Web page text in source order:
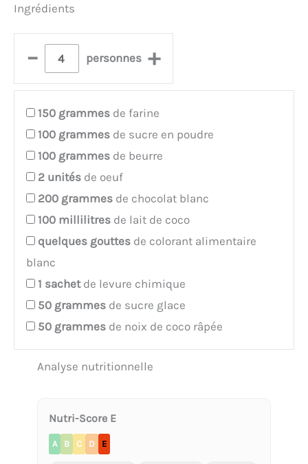
Ingrédients
– personnes +
150 grammes de farine
100 grammes de sucre en poudre
100 grammes de beurre
2 unités de oeuf
200 grammes de chocolat blanc
100 millilitres de lait de coco
quelques gouttes de colorant alimentaire
blanc
1 sachetde levure chimique
50 grammes de sucre glace
50 grammes de noix de coco râpée
Analyse nutritionnelle
Nutri-Score E
A B C D E